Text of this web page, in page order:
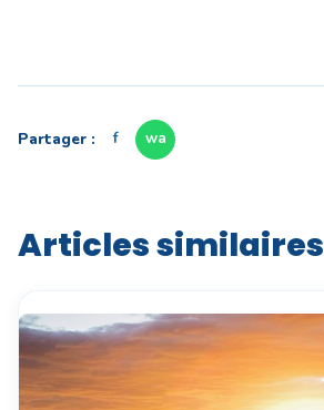
Partager : f wa
Articles similaires